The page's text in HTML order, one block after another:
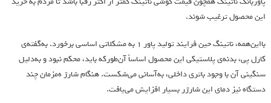
این محصول ترغیب شوند.
با‌این‌همه، ناتینگ حین فرایند تولید پاور ۱ به مشکلاتی اساسی برخورد. به‌گفته‌ی
کارل پی، بدنه‌ی پلاستیکی این محصول اساساً آن‌طور‌که باید، محکم نبود و به‌دلیل
سنگینی آن با وجود باتری داخلی، به‌آسانی می‌شکست. هنگام شارژ ه‌مزمان چند
دستگاه نیز دمای این شارژر بسیار افزایش می‌یافت.